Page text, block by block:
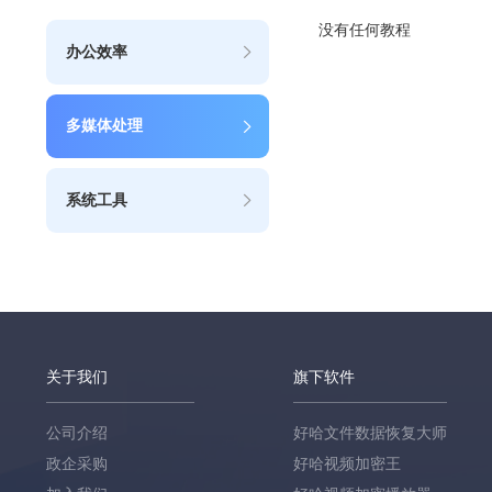
办公效率
多媒体处理
系统工具
没有任何教程
关于我们
公司介绍
政企采购
旗下软件
好哈文件数据恢复大师
好哈视频加密王